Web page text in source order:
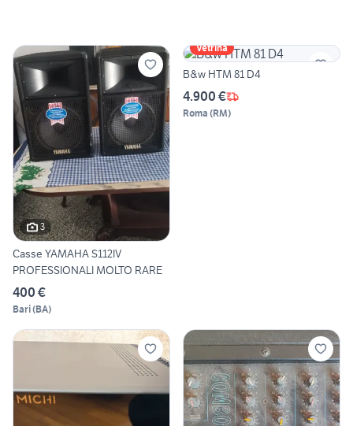
3
Casse YAMAHA S112IV
PROFESSIONALI MOLTO RARE
400 €
Bari(BA)
Vetrina
B&w HTM 81 D4
4.900 €
Roma (RM)